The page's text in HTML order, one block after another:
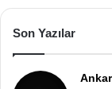
Son Yazılar